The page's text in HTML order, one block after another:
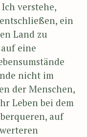
verstehe,
ein
Land zu
eine
nicht im
der Menschen,
Leben bei dem
auf